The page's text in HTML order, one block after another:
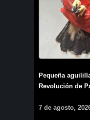
Pequeña
Revolución de
7 de agosto,